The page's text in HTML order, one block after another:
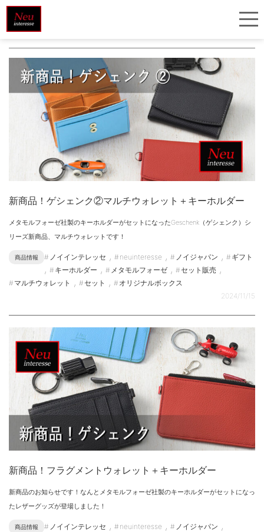
新商品！ゲシェンク②マルチウォレット＋キーホルダー
メタモルフォーゼ社製のキーホルダーがセットになったGeschenk（ゲシェンク）シ
リーズ新商品、マルチウォレットです！
商品情報 ノイインテレッセ , neuinteresse , ノイジャパン , ギフト
, キーホルダー , メタモルフォーゼ , セット販売 ,
マルチウォレット , セット ,
オリジナルボックス
2024/11/15
新商品！フラグメントウォレット＋キーホルダー
新商品のお知らせです！なんとメタモルフォーゼ社製のキーホルダーがセットになっ
たレザーグッズが登場しました！
商品情報 ノイインテレッセ , neuinteresse , ノイジャパン ,